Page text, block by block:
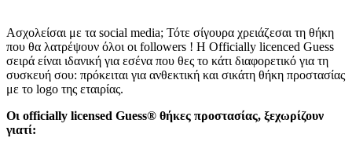
Ασχολείσαι με τα social media; Τότε σίγουρα χρειάζεσαι τη θήκη
που θα λατρέψουν όλοι οι followers ! Η Officially licenced Guess
σειρά είναι ιδανική για εσένα που θες το κάτι διαφορετικό για τη
συσκευή σου: πρόκειται για ανθεκτική και σικάτη θήκη προστασίας
με το logo της εταιρίας.
Οι officially licensed Guess® θήκες προστασίας, ξεχωρίζουν
γιατί: